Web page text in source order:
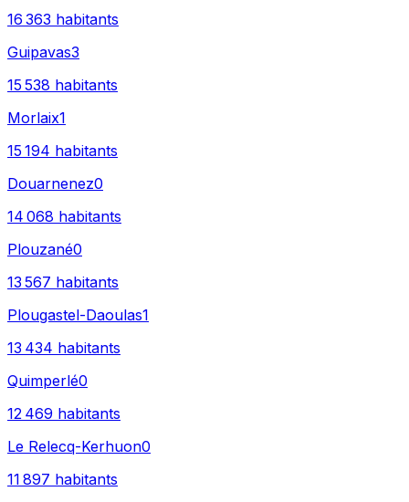
16 363 habitants
Guipavas3
15 538 habitants
Morlaix1
15 194 habitants
Douarnenez0
14 068 habitants
Plouzané0
13 567 habitants
Plougastel-Daoulas1
13 434 habitants
Quimperlé0
12 469 habitants
Le Relecq-Kerhuon0
11 897 habitants